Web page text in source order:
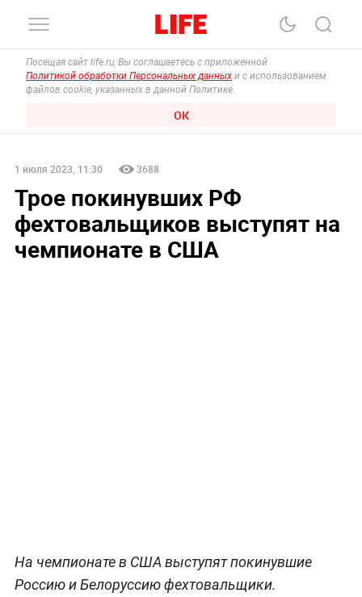
Посещая сайт life.ru, Вы соглашаетесь с приложенной
Политикой обработки Персональных данных и с использованием
файлов cookie, указанных в данной Политике.
ОК
1 июля 2023, 11:30 3688
Трое покинувших РФ
фехтовальщиков выступят на
чемпионате в США
На чемпионате в США выступят покинувшие
Россию и Белоруссию фехтовальщики.